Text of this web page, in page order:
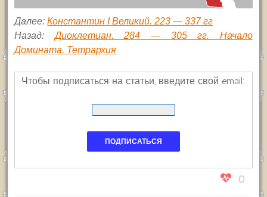
Далее:Константин I Великий. 223 — 337 гг
Назад:Диоклетиан. 284 — 305 гг. Начало
Домината. Тетрархия
Чтобы подписаться на статьи, введите свой email:
0